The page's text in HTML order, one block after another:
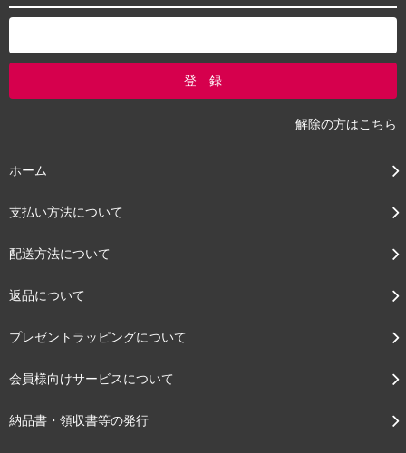
解除の方はこちら
ホーム
支払い方法について
配送方法について
返品について
プレゼントラッピングについて
会員様向けサービスについて
納品書・領収書等の発行